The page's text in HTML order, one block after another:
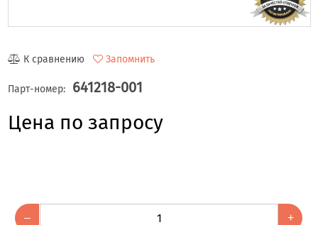
К сравнению Запомнить
Парт-номер: 641218-001
Цена по запросу
– +